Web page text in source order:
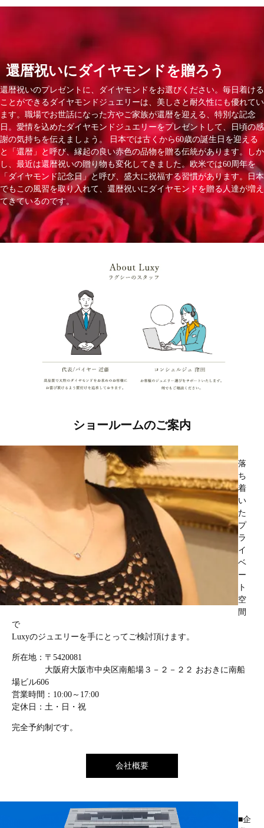
還暦祝いにダイヤモンドを贈ろう
還暦祝いのプレゼントに、ダイヤモンドをお選びください。毎日着ける
ことができるダイヤモンドジュエリーは、美しさと耐久性にも優れてい
ます。職場でお世話になった方やご家族が還暦を迎える、特別な記念
日。愛情を込めたダイヤモンドジュエリーをプレゼントして、日頃の感
謝の気持ちを伝えましょう。 日本では古くから60歳の誕生日を迎える
と「還暦」と呼び、縁起の良い赤色の品物を贈る伝統があります。しか
し、最近は還暦祝いの贈り物も変化してきました。欧米では60周年を
「ダイヤモンド記念日」と呼び、盛大に祝福する習慣があります。日本
でもこの風習を取り入れて、還暦祝いにダイヤモンドを贈る人達が増え
てきているのです。
ショールームのご案内
落
ち
着
い
た
プ
ラ
イ
ベ
ー
ト
空
間
で
Luxyのジュエリーを手にとってご検討頂けます。
所在地：〒5420081
大阪府大阪市中央区南船場３－２－２２ おおきに南船
場ビル606
営業時間：10:00～17:00
定休日：土・日・祝
完全予約制です。
会社概要
■企